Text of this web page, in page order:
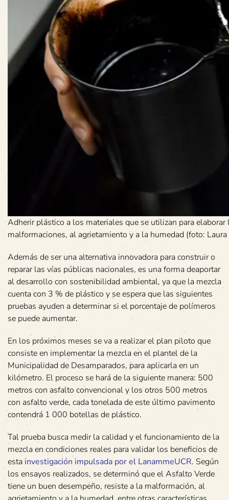
Adherir plástico a los materiales que se utilizan para
malformaciones, al agrietamiento y a la humedad (foto:
Además de ser una alternativa innovadora para construir o
reparar las vías públicas nacionales, es una forma deaportar
al desarrollo con sostenibilidad ambiental, ya que la mezcla
cuenta con 3 % de plástico y se espera que las siguientes
pruebas ayuden a determinar si el porcentaje de polímeros
se puede aumentar.
En los próximos meses se va a realizar el plan piloto que
consiste en implementar la mezcla en el plantel de la
Municipalidad de Desamparados, para aplicarla en un
kilómetro. El proceso se hará de la siguiente manera: 500
metros con asfalto convencional y los otros 500 metros
con asfalto verde, cada tonelada de este último pavimento
contendrá 1 000 botellas de plástico.
Tal prueba busca medir la calidad y el funcionamiento de la
mezcla en condiciones reales para validar los beneficios de
esta investigación impulsada por el LanammeUCR. Según
los ensayos realizados, se determinó que el Asfalto Verde
tiene un buen desempeño, resiste a la malformación, al